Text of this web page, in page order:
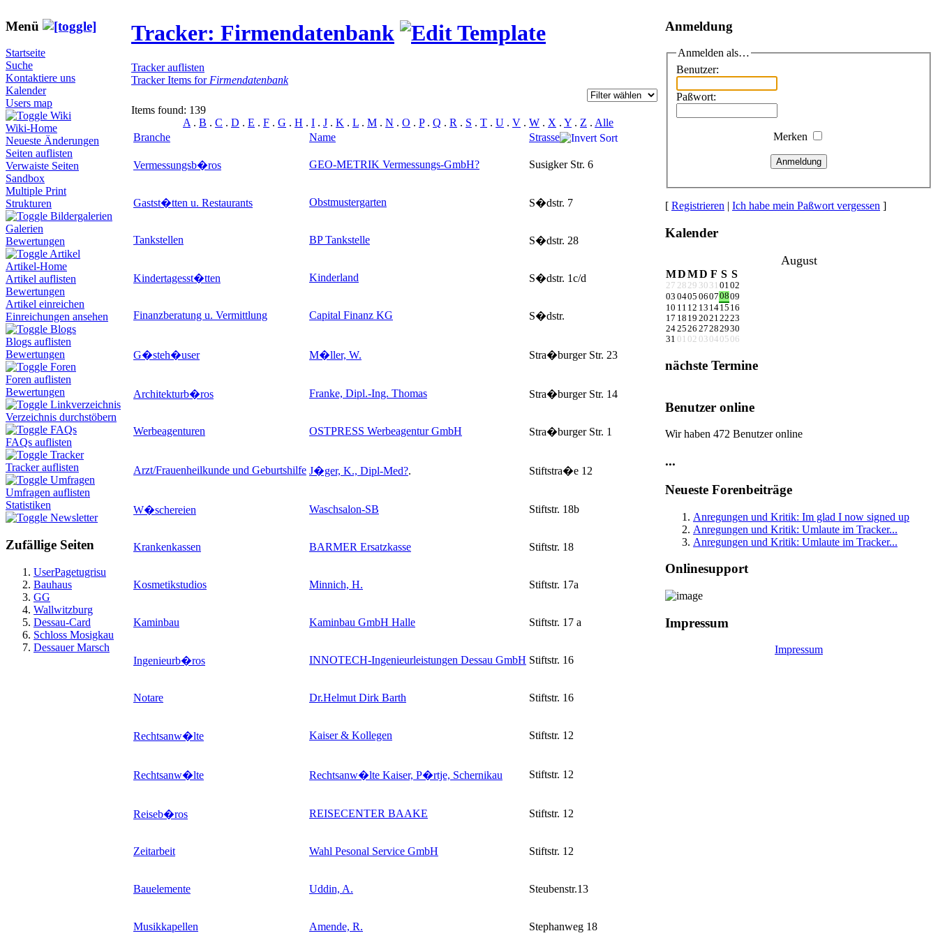
Menü
Startseite
Suche
Kontaktiere uns
Kalender
Users map
Wiki
Wiki-Home
Neueste Änderungen
Seiten auflisten
Verwaiste Seiten
Sandbox
Multiple Print
Strukturen
Bildergalerien
Galerien
Bewertungen
Artikel
Artikel-Home
Artikel auflisten
Bewertungen
Artikel einreichen
Einreichungen ansehen
Blogs
Blogs auflisten
Bewertungen
Foren
Foren auflisten
Bewertungen
Linkverzeichnis
Verzeichnis durchstöbern
FAQs
FAQs auflisten
Tracker
Tracker auflisten
Umfragen
Umfragen auflisten
Statistiken
Newsletter
Zufällige Seiten
UserPagetugrisu
Bauhaus
GG
Wallwitzburg
Dessau-Card
Schloss Mosigkau
Dessauer Marsch
Tracker: Firmendatenbank
Tracker auflisten
Tracker Items for Firmendatenbank
Items found: 139
A . B . C . D . E . F . G . H . I . J . K . L . M . N . O . P. Q . R . S . T . U . V . W . X . Y . Z . Alle
Branche
Name Strasse
Vermessungsb�ros GEO-METRIK Vermessungs-GmbH? Susigker Str. 6
Gastst�tten u. Restaurants Obstmustergarten S�dstr. 7
Tankstellen BP Tankstelle S�dstr. 28
Kindertagesst�tten Kinderland S�dstr. 1c/d
Finanzberatung u. Vermittlung Capital Finanz KG S�dstr.
G�steh�user M�ller, W. Stra�burger Str. 23
Architekturb�ros Franke, Dipl.-Ing. Thomas Stra�burger Str. 14
Werbeagenturen OSTPRESS Werbeagentur GmbH Stra�burger Str. 1
Arzt/Frauenheilkunde und Geburtshilfe J�ger, K., Dipl-Med?. Stiftstra�e 12
W�schereien Waschsalon-SB Stiftstr. 18b
Krankenkassen BARMER Ersatzkasse Stiftstr. 18
Kosmetikstudios Minnich, H. Stiftstr. 17a
Kaminbau Kaminbau GmbH Halle Stiftstr. 17 a
Ingenieurb�ros INNOTECH-Ingenieurleistungen Dessau GmbH Stiftstr. 16
Notare Dr.Helmut Dirk Barth Stiftstr. 16
Rechtsanw�lte Kaiser & Kollegen Stiftstr. 12
Rechtsanw�lte Rechtsanw�lte Kaiser, P�rtje, Schernikau Stiftstr. 12
Reiseb�ros REISECENTER BAAKE Stiftstr. 12
Zeitarbeit Wahl Pesonal Service GmbH Stiftstr. 12
Bauelemente Uddin, A. Steubenstr.13
Musikkapellen Amende, R. Stephanweg 18
Anmeldung
Anmelden als…
Benutzer:
Paßwort:
Merken
Anmeldung
[ Registrieren | Ich habe mein Paßwort vergessen ]
Kalender
August
MDMD F S S
27 28 29 30 31 0102
03 0405 06070809
10 11 12 13 1415 16
17 18 19 20212223
242526 27282930
31 01 02 03 04 05 06
nächste Termine
Benutzer online
Wir haben 472 Benutzer online
...
Neueste Forenbeiträge
Anregungen und Kritik: Im glad I now signed up
Anregungen und Kritik: Umlaute im Tracker...
Anregungen und Kritik: Umlaute im Tracker...
Onlinesupport
Impressum
Impressum